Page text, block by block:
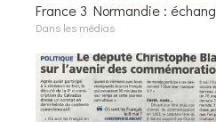
France 3 Normandie :
Dans les médias